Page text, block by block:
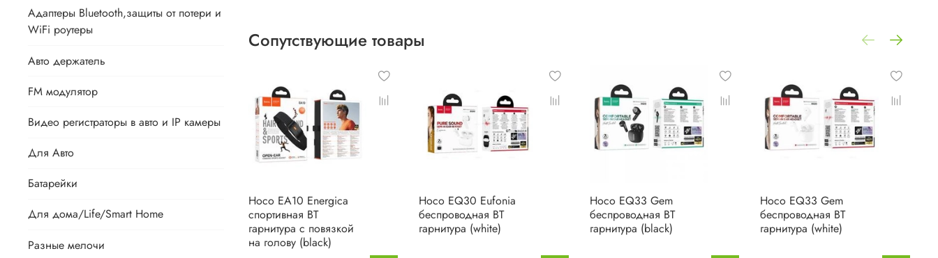
Сопутствующие товары
Hoco EA10 Energica
спортивная BT
гарнитура с повязкой
на голову (black)
Hoco EQ30 Eufonia
беспроводная BT
гарнитура (white)
Hoco EQ33 Gem
беспроводная BT
гарнитура (black)
Hoco EQ33 Gem
беспроводная BT
гарнитура (white)
Адаптеры Bluetooth,защиты от потери и
WiFi роутеры
Авто держатель
FM модулятор
Видео регистраторы в авто и IP камеры
Для Авто
Батарейки
Для дома/Life/Smart Home
Разные мелочи